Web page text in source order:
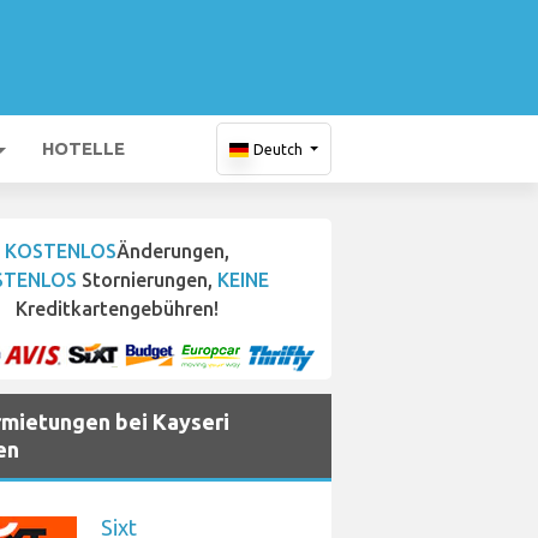
HOTELLE Deutch
KOSTENLOSÄnderungen,
Stornierungen, KEINE
Kreditkartengebühren!
bei Kayseri
Sixt